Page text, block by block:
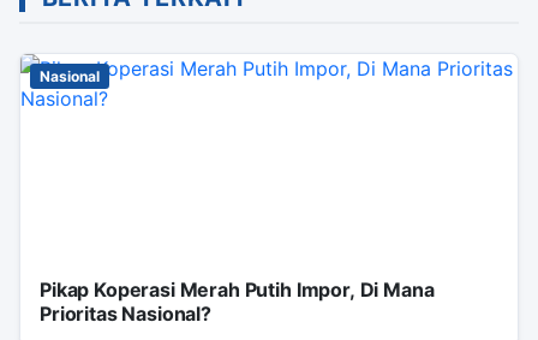
Nasional
Pikap Koperasi Merah Putih Impor, Di Mana
Prioritas Nasional?